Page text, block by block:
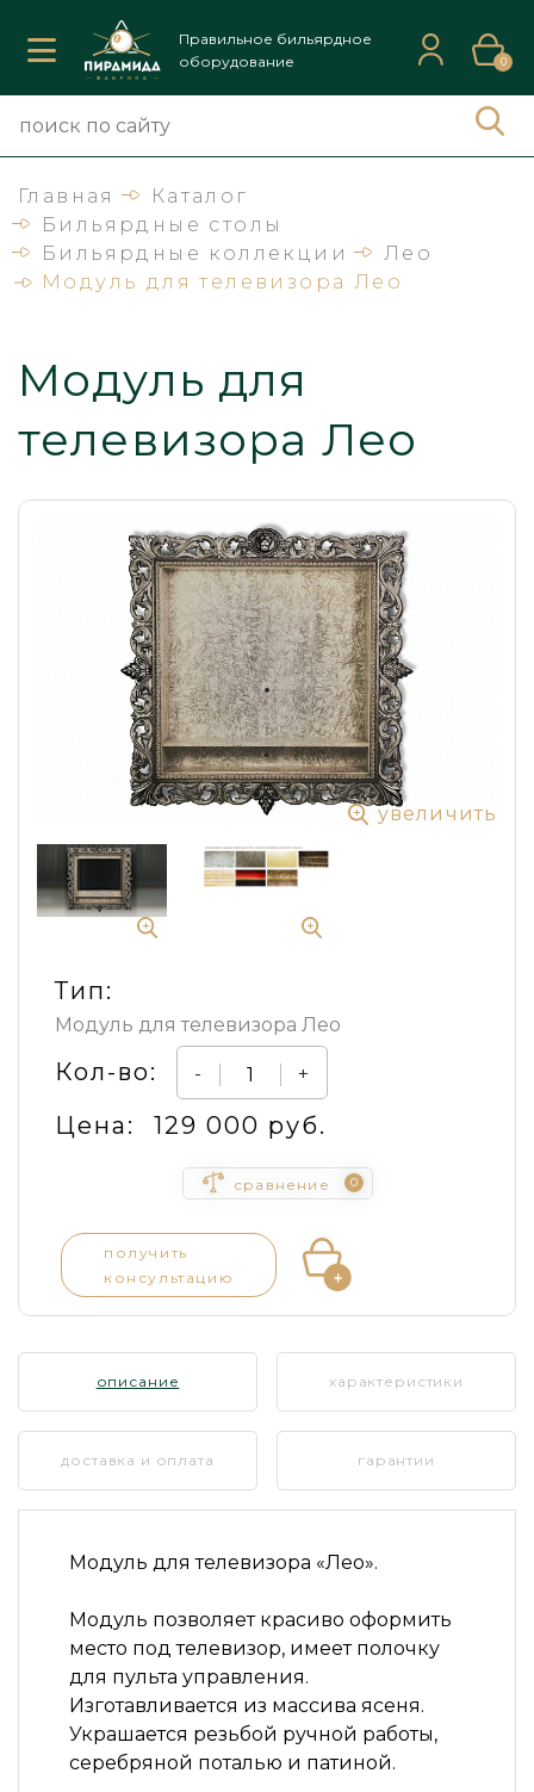
Правильное бильярдное
оборудование
0
Главная
Каталог
Бильярдные столы
Бильярдные коллекции
Лео
Модуль для телевизора Лео
Модуль для
телевизора Лео
увеличить
Тип:
Модуль для телевизора Лео
Кол-во: - +
Цена: 129 000 руб.
сравнение 0
получить
консультацию
описание характеристики
доставка и оплата гарантии
Модуль для телевизора «Лео».
Модуль позволяет красиво оформить
место под телевизор, имеет полочку
для пульта управления.
Изготавливается из массива ясеня.
Украшается резьбой ручной работы,
серебряной поталью и патиной.